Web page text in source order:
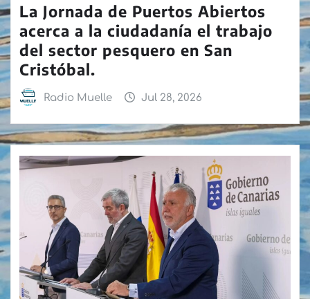
La Jornada de Puertos Abiertos
acerca a la ciudadanía el trabajo
del sector pesquero en San
Cristóbal.
Radio Muelle Jul 28, 2026